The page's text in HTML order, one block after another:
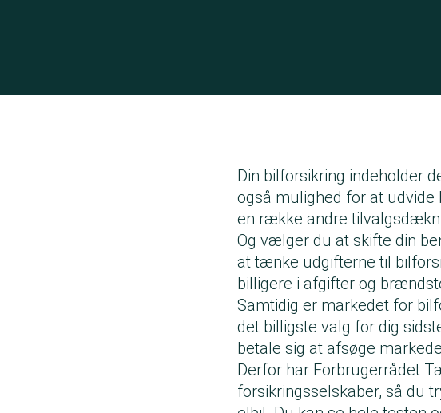
Din bilforsikring indeholder
også mulighed for at udvide
en række andre
Og vælger du at skifte din
at tænke udgifterne til
billigere i afgifter og
Samtidig er markedet for
det billigste valg for dig
betale sig at afsøge
Derfor har Forbrugerrådet
forsikringsselskaber, så du